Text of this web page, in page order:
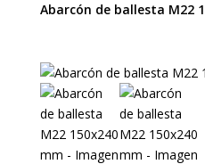
Abarcón de ballesta M22